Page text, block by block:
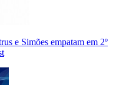
e Simões empatam em 2º